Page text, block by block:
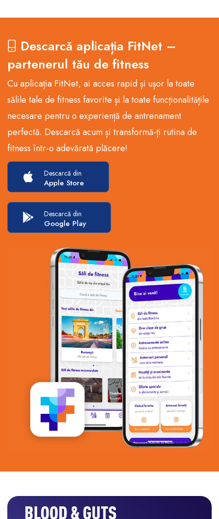
Descarcă aplicația FitNet –
partenerul tău de fitness
Cu aplicația FitNet, ai acces rapid și ușor la toate
sălile tale de fitness favorite și la toate funcționalitățile
necesare pentru o experiență de antrenament
perfectă. Descarcă acum și transformă-ți rutina de
fitness într-o adevărată plăcere!
Descarcă din
Apple Store
Descarcă din
Google Play